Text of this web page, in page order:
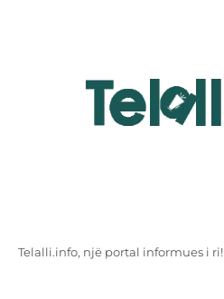
Telalli.info, një portal informues i ri!